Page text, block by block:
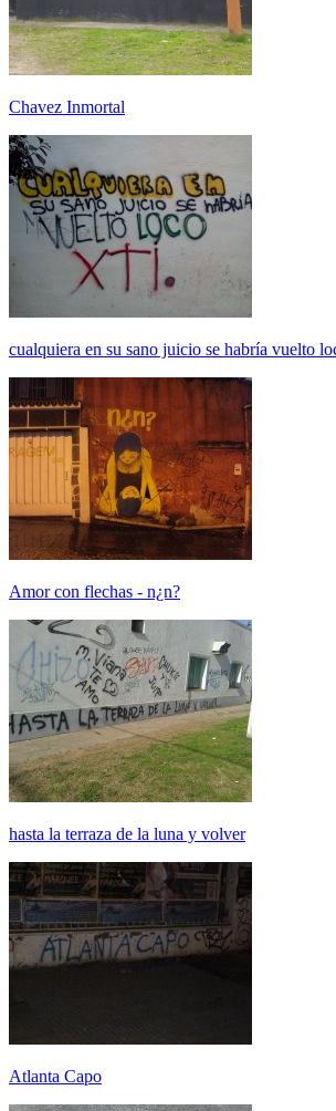
Chavez Inmortal
cualquiera en su sano juicio se habría vuelto
Amor con flechas - n¿n?
hasta la terraza de la luna y volver
Atlanta Capo